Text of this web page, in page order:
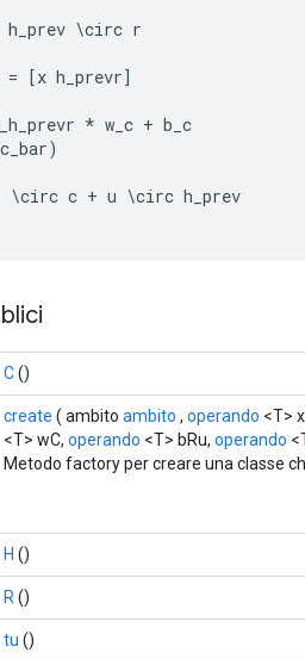
h_prev \circ r
= [x h_prevr]
* w_c + b_c
c_bar)
\circ c + u \circ h_prev
C()
create ( ambito ambito , operando <T>
<T> wC, operando <T> bRu, operando
Metodo factory per creare una classe
H ()
R ()
tu ()